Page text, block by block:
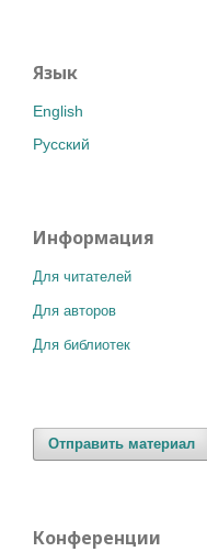
Язык
English
Русский
Информация
Для читателей
Для авторов
Для библиотек
Отправить материал
Конференции